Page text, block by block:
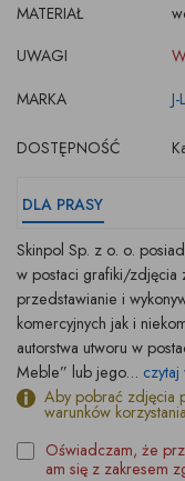
MATERIAŁ
UWAGI
MARKA
DOSTĘPNOŚĆ
DLA PRASY
Skinpol Sp. z o. o.
w postaci grafiki/zdjęcia
przedstawianie i
komercyjnych jak i
autorstwa utworu w
Meble” lub jego...
Aby pobrać zdjęcia
warunków
Oświadczam, że
am się z zakresem